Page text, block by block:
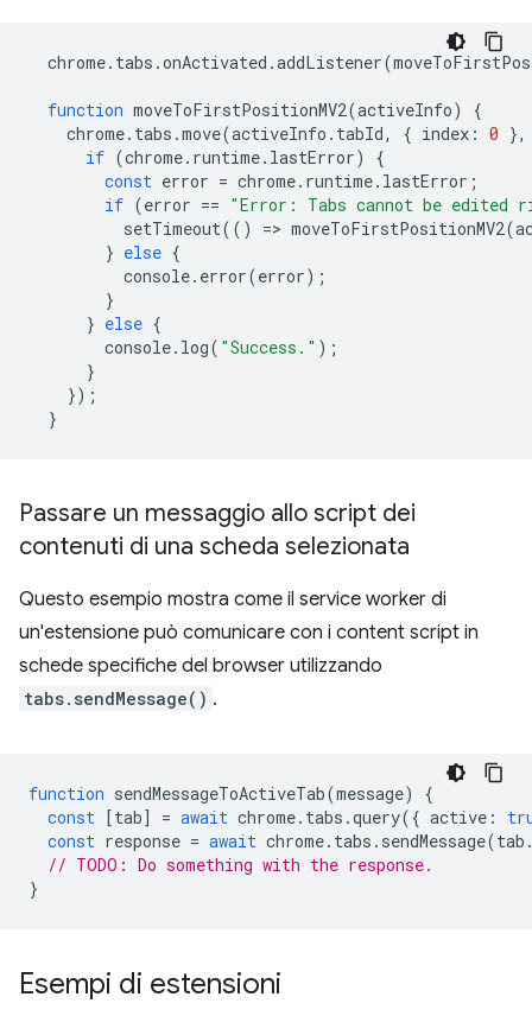
chrome. tabs .onActivated .addListener(
function moveToFirstPositionMV2(activeInfo)
{
chrome. tabs .move(activeInfo . tabId, { index : 0 },
if (chrome. runtime. lastError)
{
const error = chrome. runtime. lastError ;
if (error == "Error: Tabs cannot be edited
setTimeout(() => moveToFirstPositionMV2(
} else {
console. error(error);
}
} else {
console. log( "Success." );
}
});
}
Passare un messaggio allo script dei
contenuti di una scheda selezionata
Questo esempio mostra come il service worker di
un'estensione può comunicare con i content script in
schede specifiche del browser utilizzando
tabs.sendMessage() .
function sendMessageToActiveTab(message)
{
const [tab] = await chrome. tabs .query({ active :
const response = await chrome. tabs . sendMessage(tab
// TODO: Do something with the response.
}
Esempi di estensioni